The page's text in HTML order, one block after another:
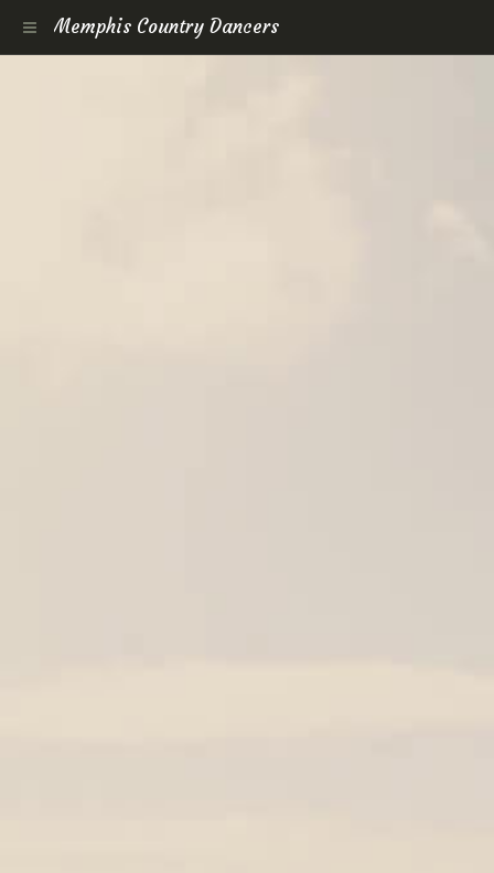
Memphis Country Dancers